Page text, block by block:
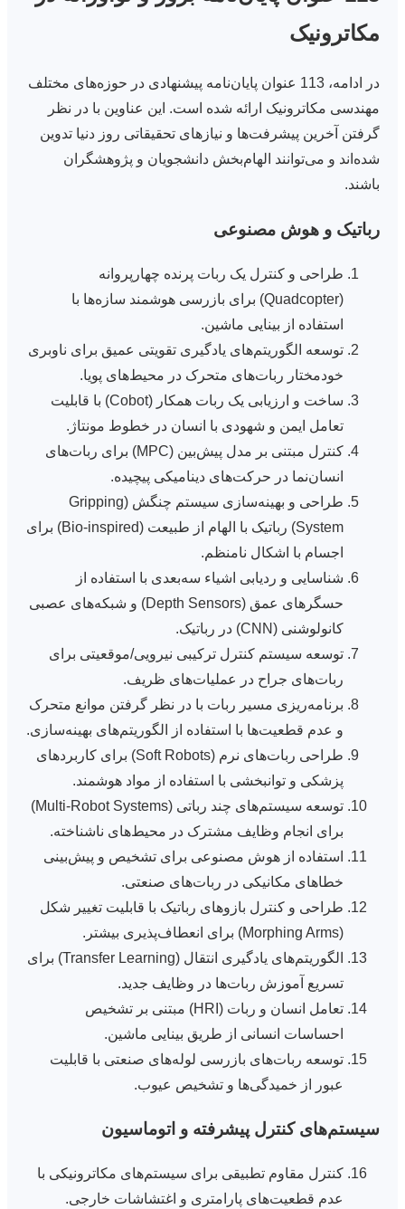
مکاترونیک
در ادامه، 113 عنوان پایان‌نامه پیشنهادی در حوزه‌های مختلف
مهندسی مکاترونیک ارائه شده است. این عناوین با در نظر
گرفتن آخرین پیشرفت‌ها و نیازهای تحقیقاتی روز دنیا تدوین
شده‌اند و می‌توانند الهام‌بخش دانشجویان و پژوهشگران
باشند.
رباتیک و هوش مصنوعی
طراحی و کنترل یک ربات پرنده چهارپروانه
(Quadcopter) برای بازرسی هوشمند سازه‌ها با
استفاده از بینایی ماشین.
توسعه الگوریتم‌های یادگیری تقویتی عمیق برای ناوبری
خودمختار ربات‌های متحرک در محیط‌های پویا.
ساخت و ارزیابی یک ربات همکار (Cobot) با قابلیت
تعامل ایمن و شهودی با انسان در خطوط مونتاژ.
کنترل مبتنی بر مدل پیش‌بین (MPC) برای ربات‌های
انسان‌نما در حرکت‌های دینامیکی پیچیده.
طراحی و بهینه‌سازی سیستم چنگش (Gripping
System) رباتیک با الهام از طبیعت (Bio-inspired) برای
اجسام با اشکال نامنظم.
شناسایی و ردیابی اشیاء سه‌بعدی با استفاده از
حسگرهای عمق (Depth Sensors) و شبکه‌های عصبی
کانولوشنی (CNN) در رباتیک.
توسعه سیستم کنترل ترکیبی نیرویی/موقعیتی برای
ربات‌های جراح در عملیات‌های ظریف.
برنامه‌ریزی مسیر ربات با در نظر گرفتن موانع متحرک
و عدم قطعیت‌ها با استفاده از الگوریتم‌های بهینه‌سازی.
طراحی ربات‌های نرم (Soft Robots) برای کاربردهای
پزشکی و توانبخشی با استفاده از مواد هوشمند.
توسعه سیستم‌های چند رباتی (Multi-Robot Systems)
برای انجام وظایف مشترک در محیط‌های ناشناخته.
استفاده از هوش مصنوعی برای تشخیص و پیش‌بینی
خطاهای مکانیکی در ربات‌های صنعتی.
طراحی و کنترل بازوهای رباتیک با قابلیت تغییر شکل
(Morphing Arms) برای انعطاف‌پذیری بیشتر.
الگوریتم‌های یادگیری انتقال (Transfer Learning) برای
تسریع آموزش ربات‌ها در وظایف جدید.
تعامل انسان و ربات (HRI) مبتنی بر تشخیص
احساسات انسانی از طریق بینایی ماشین.
توسعه ربات‌های بازرسی لوله‌های صنعتی با قابلیت
عبور از خمیدگی‌ها و تشخیص عیوب.
سیستم‌های کنترل پیشرفته و اتوماسیون
کنترل مقاوم تطبیقی برای سیستم‌های مکاترونیکی با
عدم قطعیت‌های پارامتری و اغتشاشات خارجی.